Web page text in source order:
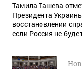
Тамила Ташева
Президента
восстановлении
если Россия не